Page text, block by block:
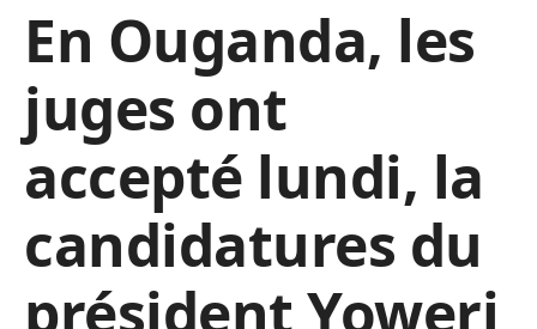
En Ouganda, les
juges ont
accepté lundi, la
candidatures du
président Yoweri